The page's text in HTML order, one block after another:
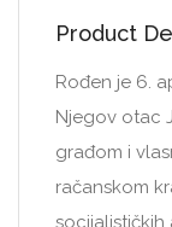
Product
Rođen je 6.
Njegov otac
građom i
račanskom
socijalističkih